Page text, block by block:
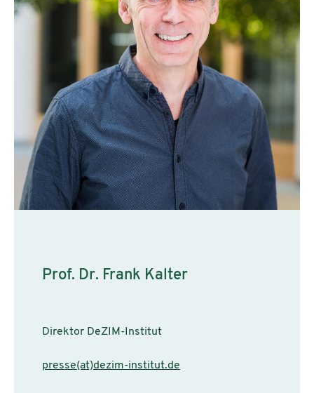
Prof. Dr. Frank Kalter
Direktor DeZIM-Institut
presse(at)dezim-institut.de